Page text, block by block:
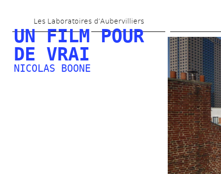
au
contenu
principal
Les Laboratoires d’Aubervilliers
UN FILM POUR
DE VRAI
NICOLAS BOONE